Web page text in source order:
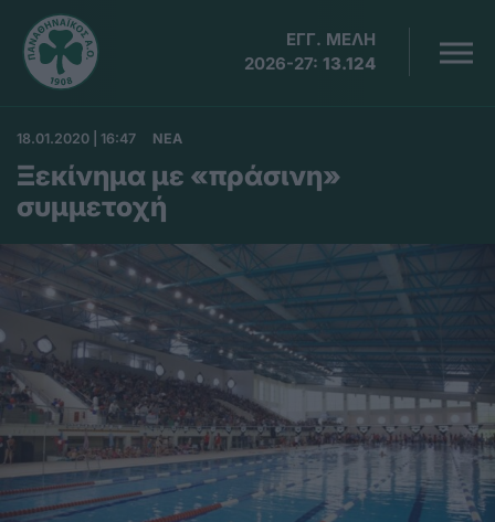
ΕΓΓ. ΜΕΛΗ
2026-27: 13.124
18.01.2020 | 16:47 ΝΕΑ
Ξεκίνημα με «πράσινη»
συμμετοχή